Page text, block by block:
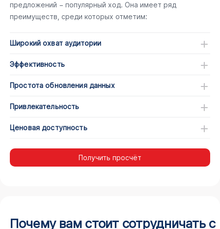
предложений − популярный ход. Она имеет ряд
преимуществ, среди которых отметим:
Широкий охват аудитории
Эффективность
Простота обновления данных
Привлекательность
Ценовая доступность
Получить просчёт
Почему вам стоит сотрудничать с